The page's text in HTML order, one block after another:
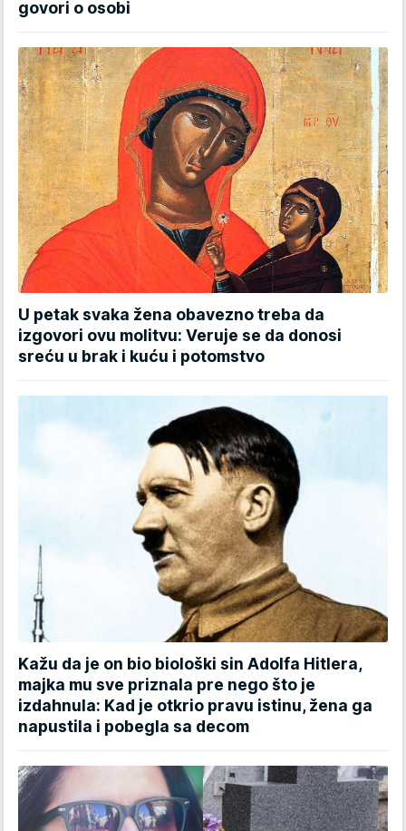
govori o osobi
U petak svaka žena obavezno treba da
izgovori ovu molitvu: Veruje se da donosi
sreću u brak i kuću i potomstvo
Kažu da je on bio biološki sin Adolfa Hitlera,
majka mu sve priznala pre nego što je
izdahnula: Kad je otkrio pravu istinu, žena ga
napustila i pobegla sa decom